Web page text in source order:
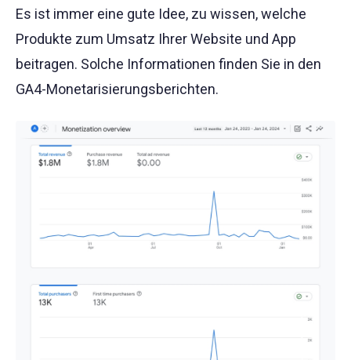
Es ist immer eine gute Idee, zu wissen, welche
Produkte zum Umsatz Ihrer Website und App
beitragen. Solche Informationen finden Sie in den
GA4-Monetarisierungsberichten.